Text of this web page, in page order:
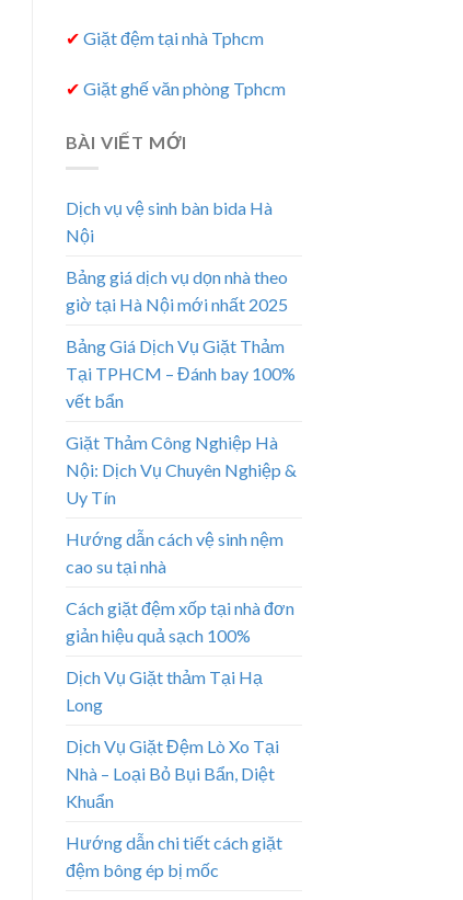
✔ Giặt đệm tại nhà Tphcm
✔ Giặt ghế văn phòng Tphcm
BÀI VIẾT MỚI
Dịch vụ vệ sinh bàn bida Hà
Nội
Bảng giá dịch vụ dọn nhà theo
giờ tại Hà Nội mới nhất 2025
Bảng Giá Dịch Vụ Giặt Thảm
Tại TPHCM – Đánh bay 100%
vết bẩn
Giặt Thảm Công Nghiệp Hà
Nội: Dịch Vụ Chuyên Nghiệp &
Uy Tín
Hướng dẫn cách vệ sinh nệm
cao su tại nhà
Cách giặt đệm xốp tại nhà đơn
giản hiệu quả sạch 100%
Dịch Vụ Giặt thảm Tại Hạ
Long
Dịch Vụ Giặt Đệm Lò Xo Tại
Nhà – Loại Bỏ Bụi Bẩn, Diệt
Khuẩn
Hướng dẫn chi tiết cách giặt
đệm bông ép bị mốc